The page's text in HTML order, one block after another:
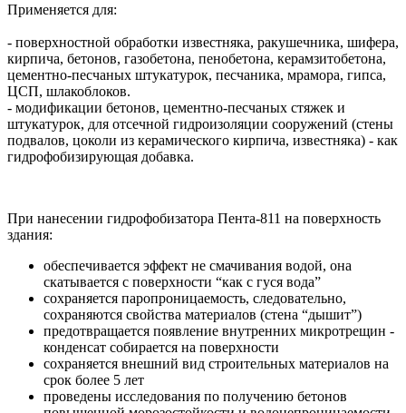
Применяется для:
- поверхностной обработки известняка, ракушечника, шифера,
кирпича, бетонов, газобетона, пенобетона, керамзитобетона,
цементно-песчаных штукатурок, песчаника, мрамора, гипса,
ЦСП, шлакоблоков.
- модификации бетонов, цементно-песчаных стяжек и
штукатурок, для отсечной гидроизоляции сооружений (стены
подвалов, цоколи из керамического кирпича, известняка) - как
гидрофобизирующая добавка.
При нанесении гидрофобизатора Пента-811 на поверхность
здания:
обеспечивается эффект не смачивания водой, она
скатывается с поверхности “как с гуся вода”
сохраняется паропроницаемость, следовательно,
сохраняются свойства материалов (стена “дышит”)
предотвращается появление внутренних микротрещин -
конденсат собирается на поверхности
сохраняется внешний вид строительных материалов на
срок более 5 лет
проведены исследования по получению бетонов